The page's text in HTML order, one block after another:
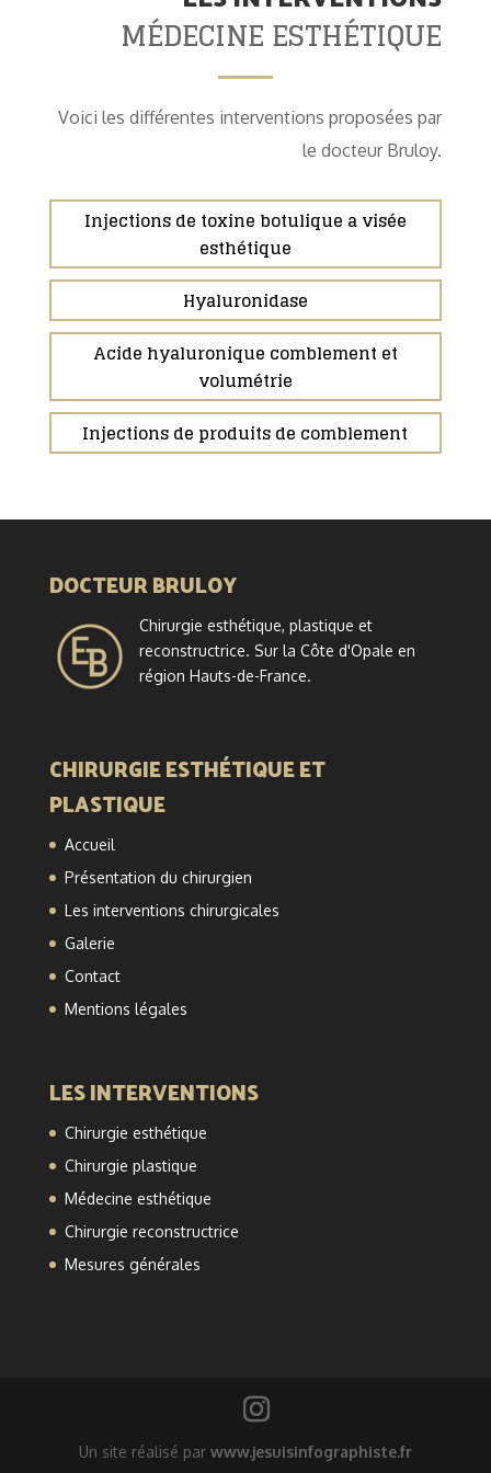
MÉDECINE ESTHÉTIQUE
Voici les différentes interventions proposées par
le docteur Bruloy.
Injections de toxine botulique a visée
esthétique
Hyaluronidase
Acide hyaluronique comblement et
volumétrie
Injections de produits de comblement
DOCTEUR BRULOY
Chirurgie esthétique, plastique et
reconstructrice. Sur la Côte d'Opale en
région Hauts-de-France.
CHIRURGIE ESTHÉTIQUE ET
PLASTIQUE
Accueil
Présentation du chirurgien
Les interventions chirurgicales
Galerie
Contact
Mentions légales
LES INTERVENTIONS
Chirurgie esthétique
Chirurgie plastique
Médecine esthétique
Chirurgie reconstructrice
Mesures générales
Un site réalisé par www.jesuisinfographiste.fr